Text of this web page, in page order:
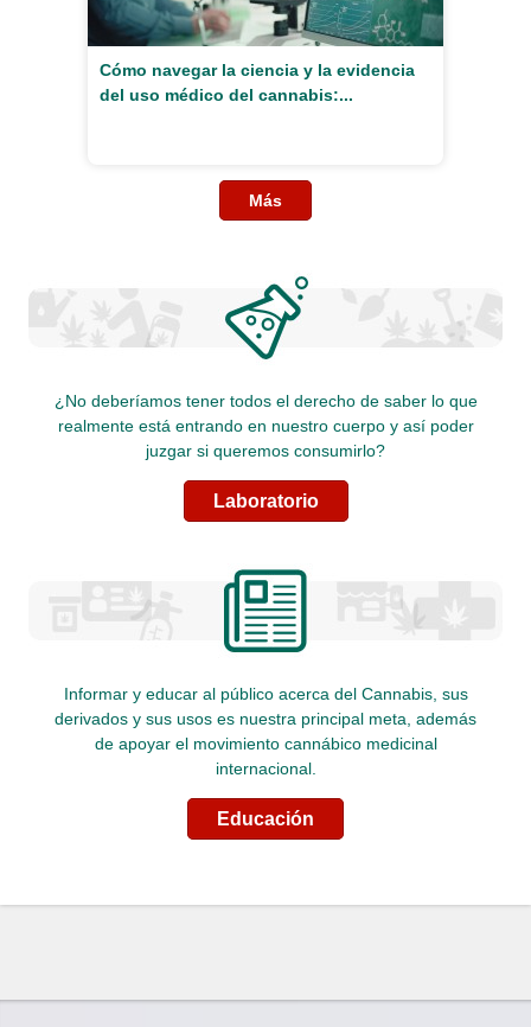
Cómo navegar la ciencia y la evidencia
del uso médico del cannabis:...
Más
¿No deberíamos tener todos el derecho de saber lo que
realmente está entrando en nuestro cuerpo y así poder
juzgar si queremos consumirlo?
Laboratorio
Informar y educar al público acerca del Cannabis, sus
derivados y sus usos es nuestra principal meta, además
de apoyar el movimiento cannábico medicinal
internacional.
Educación